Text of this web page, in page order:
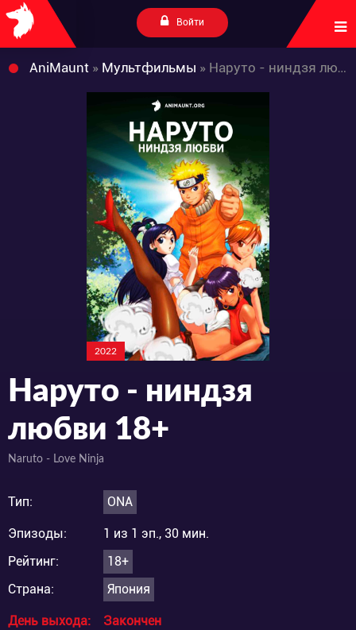
Войти
AniMaunt » Мультфильмы » Наруто - ниндзя любви 18+
2022
Наруто - ниндзя
любви 18+
Naruto - Love Ninja
Тип: ONA
Эпизоды:
1 из 1 эп., 30 мин.
Рейтинг:
18+
Страна:
Япония
День выхода:
Закончен